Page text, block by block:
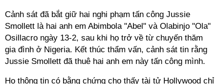
Cảnh sát đã bắt giữ hai nghi phạm tấn công Jussie
Smollett là hai anh em Abimbola "Abel" và Olabinjo "Ola"
Osillacro ngày 13-2, sau khi họ trở về từ chuyến thăm
gia đình ở Nigeria. Kết thúc thẩm vấn, cảnh sát tin rằng
Jussie Smollett đã thuê hai anh em này tấn công mình.
Họ thông tin có bằng chứng cho thấy tài tử Hollywood chỉ